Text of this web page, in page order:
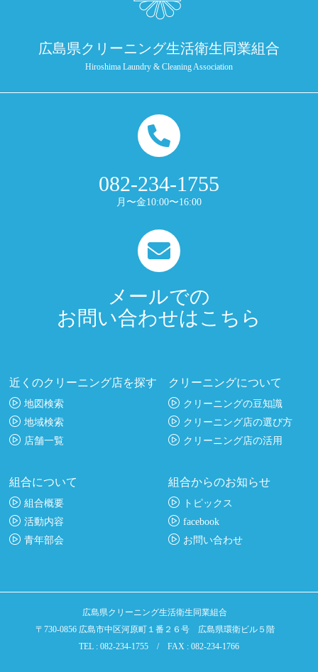
広島県クリーニング生活衛生同業組合
Hiroshima Laundry & Cleaning Association
082-234-1755
月〜金10:00〜16:00
メールでの
お問い合わせはこちら
近くのクリーニング店を探す
地図検索
地域検索
店舗一覧
クリーニングについて
クリーニングの豆知識
クリーニング店の選び方
クリーニング店の活用
組合について
組合概要
活動内容
青年部会
組合からのお知らせ
トピックス
facebook
お問い合わせ
広島県クリーニング生活衛生同業組合
〒730-0856 広島市中区河原町１番２６号 広島県環衛ビル５階
TEL : 082-234-1755 / FAX : 082-234-1766